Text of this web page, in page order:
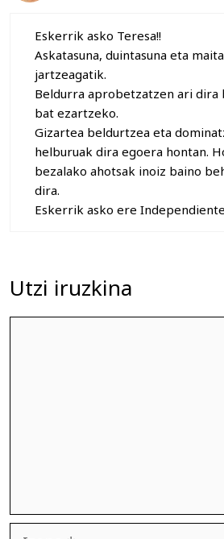
Eskerrik asko Teresa!!
Askatasuna, duintasuna eta
jartzeagatik.
Beldurra aprobetzatzen ari dira
bat ezartzeko.
Gizartea beldurtzea eta
helburuak dira egoera hontan.
bezalako ahotsak inoiz baino
dira.
Eskerrik asko ere
Utzi iruzkina